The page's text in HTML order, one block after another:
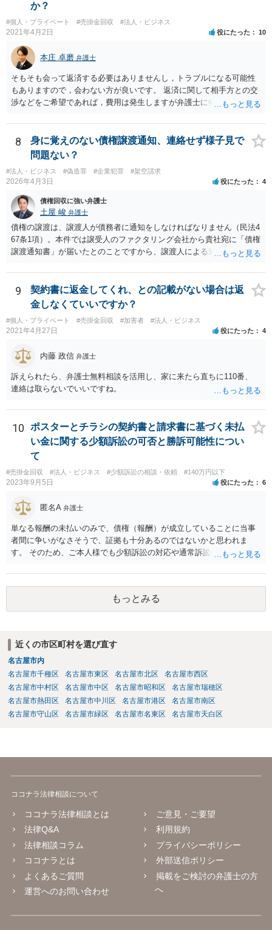
か？
#個人・プライベート #売掛金回収 #法人・ビジネス
2021年4月2日 役にたった 10
本庄 卓磨 弁護士
そもそも会って返済する必要はありませんし，トラブルになる可能性
もありますので，会わない方が良いです。 返済に関して相手方との交
渉などをご希望であれば，費用は発生しますが弁護士に依頼すること
きますので，ご自身で対応する必要はなくなります。
8
身に覚えのない債権譲渡通知、連絡せず様子見で
問題ない？
#法人・ビジネス #偽造罪 #企業犯罪 #架空請求
2026年4月3日 役にたった 4
債権回収に強い弁護士
土屋 峻 弁護士
債権の譲渡は、譲渡人が債務者に通知をしなければなりません（民法4
67条1項）。本件では譲受人のファクタリング会社から貴社宛に「債権
譲渡通知書」が届いたとのことですから、譲渡人による通知ではない
は、当該ファクタリング会社が詐称譲受人の可能性があるとすら指摘
できるでしょう。 次に、たとえファクタリング会社からの「債権譲渡
通知書」であっても、それが譲渡人の個人事業主の委託を受けてなさ
れていた場合等であり、債務者対抗要件の問題をクリアされていたと
しても、当該ファクタリング会社が譲受債権請求訴訟を提起する場
合、譲受債権の発生原因事実を立証しなければなりません。 「譲渡人
は当社にとって全くの見知らぬ人物で、一切関係がなく、当該債権は
現在・将来ともに存在しないと断言でき」ないということであれば、
この立証の見込みが立たないでしょうから、訴訟になったとしても、
かかる点で争うべきでしょう（といっても否認すれば足りると思いま
す。）。 以上述べましたが、令和7年12月から令和11年までに発生す
る一切の債権となれば、約4年という一定の期間の将来債権譲渡とな
り、訴求されている債権の額も相当程度の金額になっていると推察し
ます。ご不安な気持ちを解消するために、法律事務所にご相談に赴く
ことを検討されても良いでしょう。
9
契約書に返金してくれ、との記載がない場合は返
金しなくていいですか？
#個人・プライベート #売掛金回収 #加害者 #法人・ビジネス
2021年4月27日 役にたった 4
内藤 政信 弁護士
訴えられたら、弁護士無料相談を活用し、家に来たら直ちに110番、
連絡は取らないでいいですね。
10
ポスターとチラシの契約書と請求書に基づく未払
い金に関する少額訴訟の可否と勝訴可能性につい
て
#売掛金回収 #法人・ビジネス #少額訴訟の相談・依頼 #140万円以下
2023年9月5日 役にたった 6
匿名A 弁護士
単なる報酬の未払いのみで、債権（報酬）が成立していることに当事
者間に争いがなさそうで、証拠も十分あるのではないかと思われま
す。 そのため、ご本人様でも少額訴訟の対応や通常訴訟に移行したと
ても相手方が任意に支払をしない場合は強制執行を行う必要がござい
ます。この辺りになってくると少し対応が難しいかなという気がして
きますので、ご本人様の負担や手間を考慮して訴訟部分から弁護士に
ご依頼いただくという選択肢も全くおかしくはありません。
もっとみる
近くの市区町村を選び直す
名古屋市内
名古屋市千種区
名古屋市東区 名古屋市北区
名古屋市西区
名古屋市中村区
名古屋市中区 名古屋市昭和区
名古屋市瑞穂区
名古屋市熱田区
名古屋市中川区 名古屋市港区
名古屋市南区
名古屋市守山区
名古屋市緑区 名古屋市名東区 名古屋市天白区
ココナラ法律相談について
ココナラ法律相談とは
法律Q&A
法律相談コラム
ココナラとは
よくあるご質問
運営へのお問い合わせ
ご意見・ご要望
利用規約
プライバシーポリシー
外部送信ポリシー
掲載をご検討の弁護士の方
へ